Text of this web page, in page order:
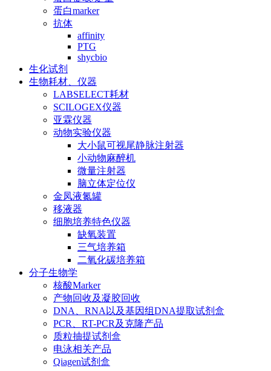
蛋白marker
抗体
affinity
PTG
shycbio
生化试剂
生物耗材、仪器
LABSELECT耗材
SCILOGEX仪器
亚霖仪器
动物实验仪器
大小鼠可视尾静脉注射器
小动物麻醉机
微量注射器
脑立体定位仪
金凤液氮罐
移液器
细胞培养特色仪器
缺氧装置
三气培养箱
二氧化碳培养箱
分子生物学
核酸Marker
产物回收及凝胶回收
DNA、RNA以及基因组DNA提取试剂盒
PCR、RT-PCR及克隆产品
质粒抽提试剂盒
电泳相关产品
Qiagen试剂盒